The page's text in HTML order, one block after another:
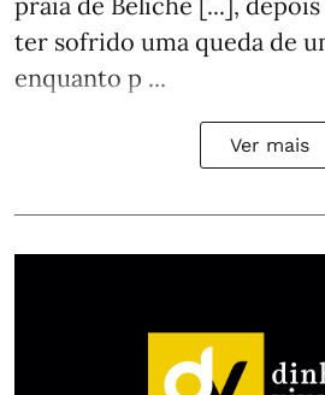
ter sofrido uma queda de
enquanto p ...
Ver mais